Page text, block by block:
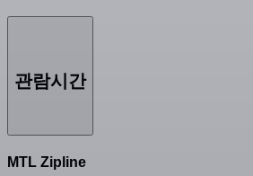
관람시간
MTL Zipline